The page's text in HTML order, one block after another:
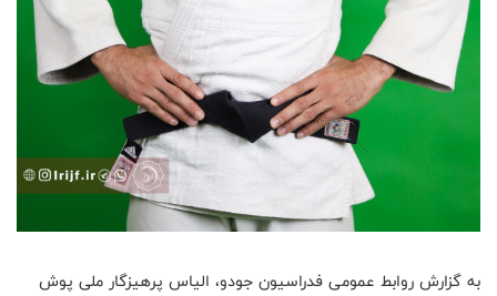
به گزارش روابط عمومی فدراسیون جودو، الیاس پرهیزگار ملی پوش